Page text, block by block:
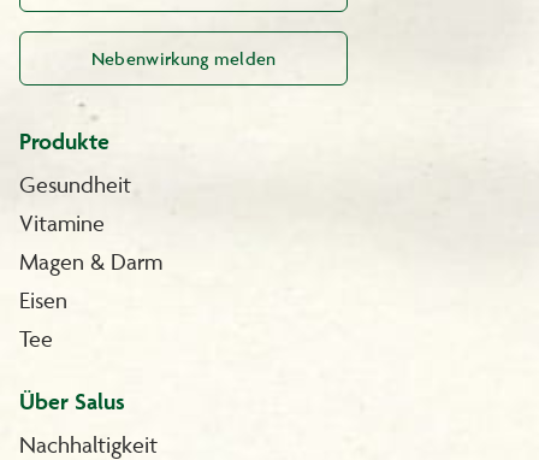
Nebenwirkung melden
Produkte
Gesundheit
Vitamine
Magen & Darm
Eisen
Tee
Über Salus
Nachhaltigkeit